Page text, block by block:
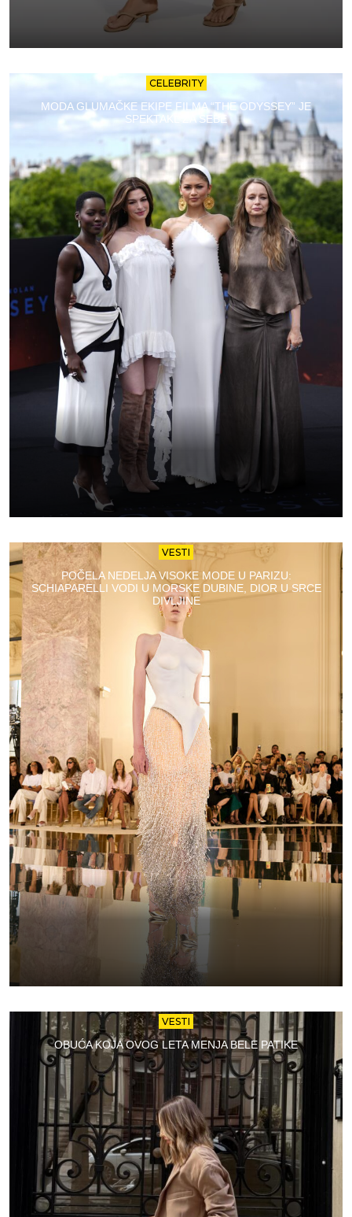
CELEBRITY
MODA GLUMAČKE EKIPE FILMA “THE ODYSSEY” JE
SPEKTAKL ZA SEBE
VESTI
POČELA NEDELJA VISOKE MODE U PARIZU:
SCHIAPARELLI VODI U MORSKE DUBINE, DIOR U SRCE
DIVLJINE
VESTI
OBUĆA KOJA OVOG LETA MENJA BELE PATIKE